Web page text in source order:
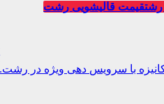
قیمت قالیشویی رشت
با سرویس دهی ویژه در رشت.